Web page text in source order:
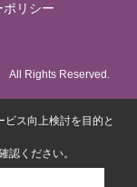
リシー
All Rights Reserved.
ス向上検討を目的と
認ください。